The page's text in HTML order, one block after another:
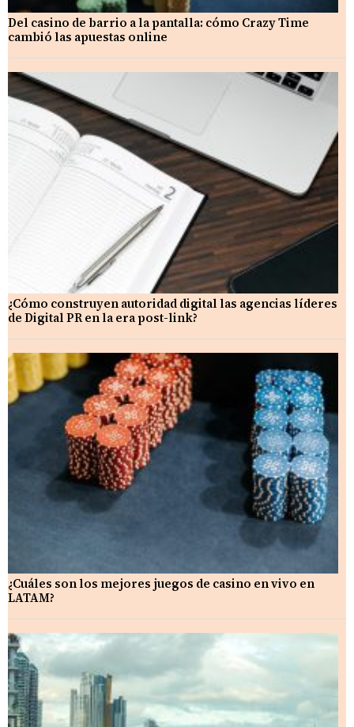
Del casino de barrio a la pantalla: cómo Crazy Time
cambió las apuestas online
¿Cómo construyen autoridad digital las agencias líderes
de Digital PR en la era post-link?
¿Cuáles son los mejores juegos de casino en vivo en
LATAM?